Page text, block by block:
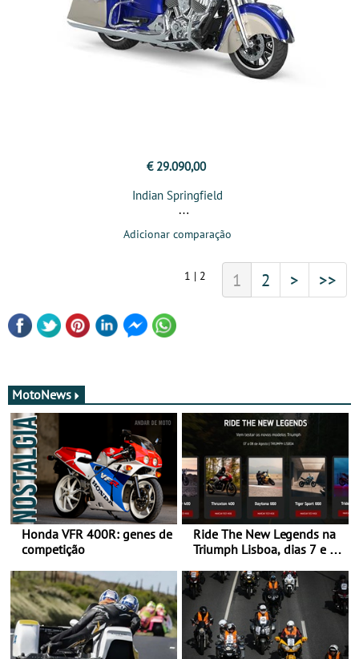
€ 29.090,00
Indian Springfield
Adicionar comparação
1 | 2 1 2 > >>
MotoNews
Honda VFR 400R: genes de
competição
Ride The New Legends na
Triumph Lisboa, dias 7 e 8